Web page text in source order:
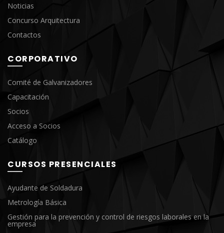
Noticias
Concurso Arquitectura
Contactos
CORPORATIVO
Comité de Galvanizadores
Capacitación
Socios
Acceso a Socios
Catálogo
CURSOS PRESENCIALES
Ayudante de Soldadura
Metrología Básica
Gestión para la prevención y control de riesgos laborales en la
empresa